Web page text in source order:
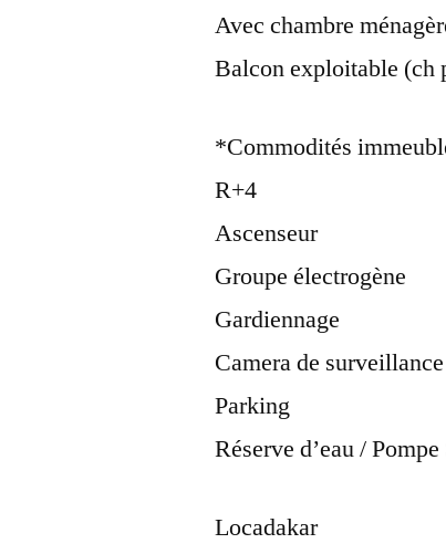
Avec chambre
Balcon exploitable (ch
*Commodités
R+4
Ascenseur
Groupe électrogène
Gardiennage
Camera de surveillance
Parking
Réserve d’eau /
Locadakar